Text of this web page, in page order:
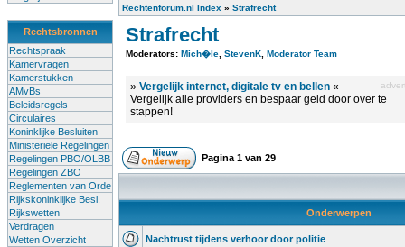
Rechtsbronnen
Rechtspraak
Kamervragen
Kamerstukken
AMvBs
Beleidsregels
Circulaires
Koninklijke Besluiten
Ministeriële Regelingen
Regelingen PBO/OLBB
Regelingen ZBO
Reglementen van Orde
Rijkskoninklijke Besl.
Rijkswetten
Verdragen
Wetten Overzicht
Rechtenforum.nl Index » Strafrecht
Strafrecht
Moderators: Mich�le StevenK Moderator Team
» Vergelijk internet, digitale tv en bellen «
Vergelijk alle providers en bespaar geld door over te
stappen!
Pagina 1 van 29
Onderwerpen
Nachtrust tijdens verhoor door politie